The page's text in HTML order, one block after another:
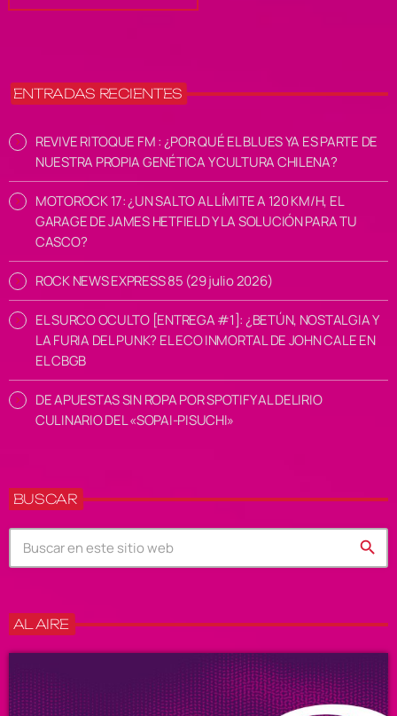
ENTRADAS RECIENTES
REVIVE RITOQUE FM : ¿POR QUÉ EL BLUES YA ES PARTE DE
NUESTRA PROPIA GENÉTICA Y CULTURA CHILENA?
MOTOROCK 17: ¿UN SALTO AL LÍMITE A 120 KM/H, EL
GARAGE DE JAMES HETFIELD Y LA SOLUCIÓN PARA TU
CASCO?
ROCK NEWS EXPRESS 85 (29 julio 2026)
EL SURCO OCULTO [ENTREGA #1]: ¿BETÚN, NOSTALGIA Y
LA FURIA DEL PUNK? EL ECO INMORTAL DE JOHN CALE EN
EL CBGB
DE APUESTAS SIN ROPA POR SPOTIFY AL DELIRIO
CULINARIO DEL «SOPAI-PISUCHI»
BUSCAR
search
AL AIRE